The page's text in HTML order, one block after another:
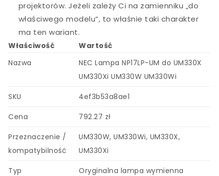
projektorów. Jeżeli zależy Ci na zamienniku „do
właściwego modelu”, to właśnie taki charakter
ma ten wariant.
Właściwość
Wartość
Nazwa
NEC Lampa NP17LP-UM do UM330X
UM330Xi UM330W UM330Wi
SKU 4ef3b53a8ae1
Cena 792.27 zł
Przeznaczenie /
kompatybilność
UM330W, UM330Wi, UM330X,
UM330Xi
Typ Oryginalna lampa wymienna